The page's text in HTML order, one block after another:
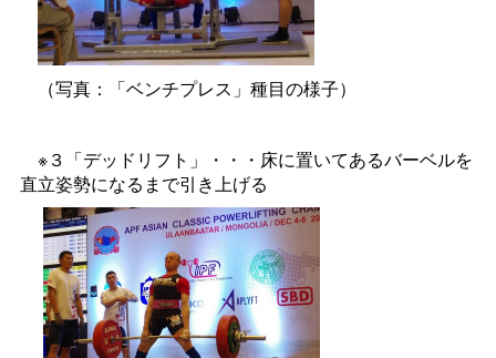
（写真：「ベンチプレス」種目の様子）
※３「デッドリフト」・・・床に置いてあるバーベルを
直立姿勢になるまで引き上げる